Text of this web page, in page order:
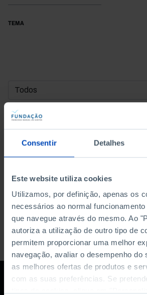
Consentir Detalhes
Este website utiliza cookies
Utilizamos, por definição, apenas os
necessários ao normal
que navegue através do mesmo. Ao
autoriza a utilização de outro tipo de
permitem proporcionar uma melhor
navegação, avaliar o desempenho do
as melhores ofertas de produtos e
com as suas preferências. Se
TEMA
DATA DE INÍCIO
DATA DE FIM